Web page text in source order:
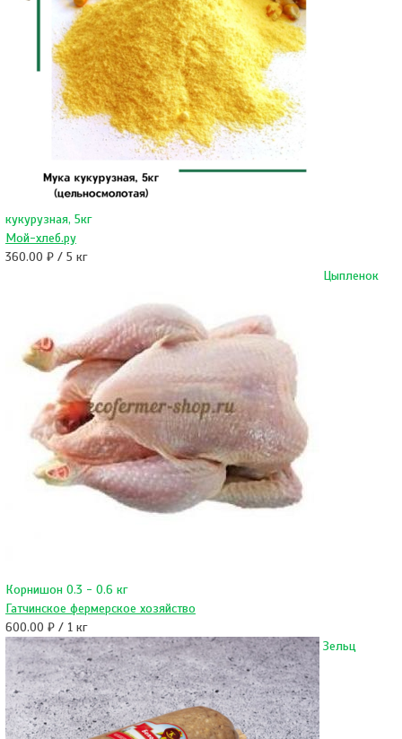
кукурузная, 5кг
Мой-хлеб.ру
360.00 ₽ / 5 кг
Цыпленок
Корнишон 0.3 - 0.6 кг
Гатчинское фермерское хозяйство
600.00 ₽ / 1 кг
Зельц